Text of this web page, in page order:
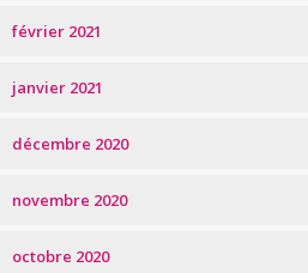
février 2021
janvier 2021
décembre 2020
novembre 2020
octobre 2020